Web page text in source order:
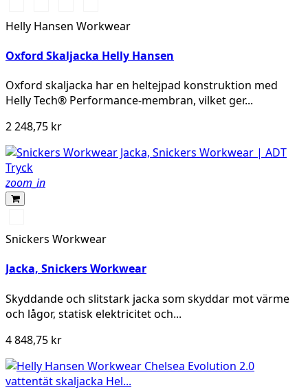
BLACKNAVY
STONE
BLUE
SPRUCE
Helly Hansen Workwear
Oxford Skaljacka Helly Hansen
Oxford skaljacka har en heltejpad konstruktion med
Helly Tech® Performance-membran, vilket ger...
2 248,75 kr
zoom_in
Snickers Workwear
Jacka, Snickers Workwear
Skyddande och slitstark jacka som skyddar mot värme
och lågor, statisk elektricitet och...
4 848,75 kr